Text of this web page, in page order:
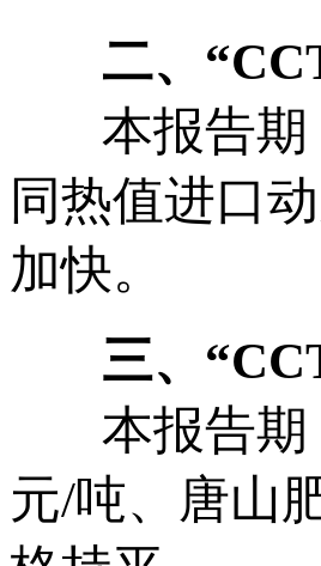
二、“
本报告期
同热值进口
加快。
三、“
本报告期
元/吨、唐山